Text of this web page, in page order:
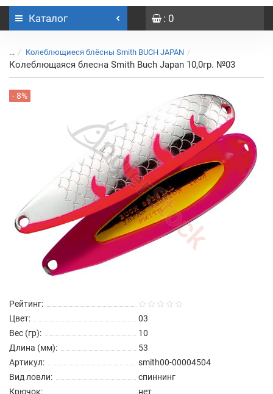
Каталог : 0
... Колеблющиеся блёсны Smith BUCH JAPAN
Колеблющаяся блесна Smith Buch Japan 10,0гр. №03
- 8%
Рейтинг:
Цвет:
03
Вес (гр):
10
Длина (мм):
53
Артикул:
smith00-00004504
Вид ловли:
спиннинг
Крючок:
нет